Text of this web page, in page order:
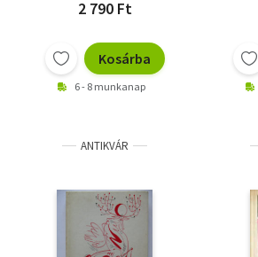
2 790 Ft
Kosárba
6 - 8 munkanap
ANTIKVÁR